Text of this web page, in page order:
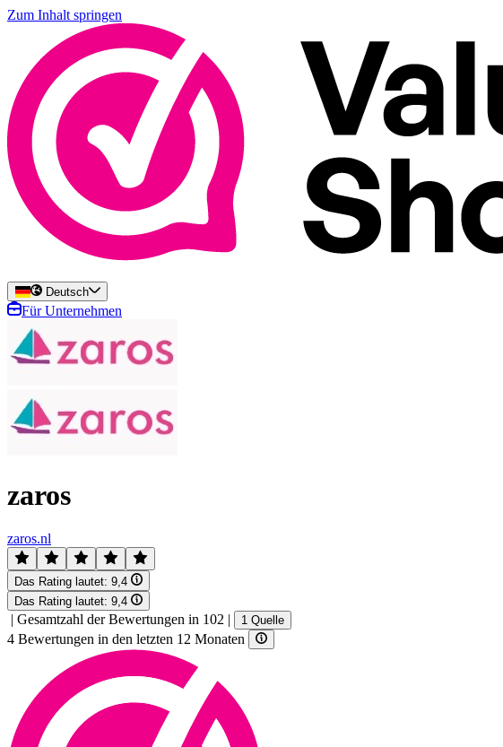
Zum Inhalt springen
Deutsch
Für Unternehmen
zaros
zaros.nl
Das Rating lautet: 9,4
Das Rating lautet: 9,4
| Gesamtzahl der Bewertungen in 102 | 1 Quelle
4 Bewertungen in den letzten 12 Monaten